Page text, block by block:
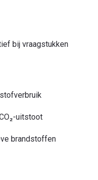
bij vraagstukken
uitstoot
brandstoffen